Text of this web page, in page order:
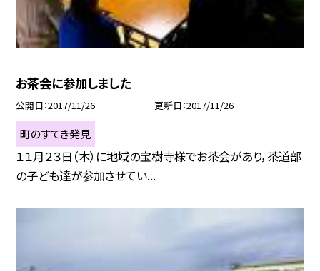
お茶会に参加しました
公開日 2017/11/26 更新日 2017/11/26
町のすてき発見
１１月２３日（木）に地域の宝樹寺様でお茶会があり，茶道部
の子ども達が参加させてい...